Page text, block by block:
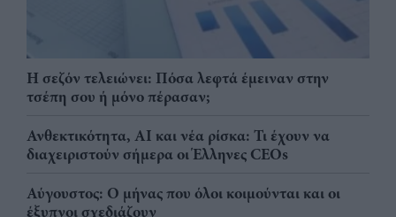
Η σεζόν τελειώνει: Πόσα λεφτά έμειναν στην
τσέπη σου ή μόνο πέρασαν;
Ανθεκτικότητα, AI και νέα ρίσκα: Τι έχουν να
διαχειριστούν σήμερα οι Έλληνες CEOs
Αύγουστος: Ο μήνας που όλοι κοιμούνται και οι
έξυπνοι σχεδιάζουν